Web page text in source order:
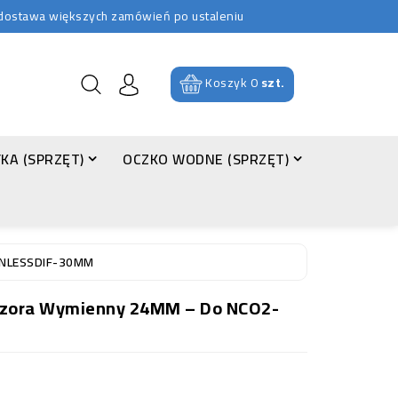
większych zamówień po ustaleniu
Koszyk0szt.
(SPRZĘT)
OCZKO WODNE (SPRZĘT)
30MM
Wymienny 24MM – Do NCO2-